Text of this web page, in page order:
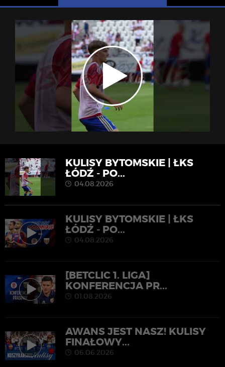
KULISY BYTOMSKIE | ŁKS
ŁÓDŹ - PO...
04.08.2026
KULISY BYTOMSKIE | ŁKS
ŁÓDŹ - PO...
04.08.2026
[BETCLIC 1. LIGA]
KONFERENCJA PR...
01.08.2026
AWANS JEST NASZ! KULISY
FINAŁOWY...
06.06.2026